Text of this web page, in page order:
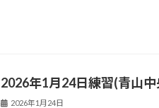
2026年1月24日練習(青山
2026年1月24日